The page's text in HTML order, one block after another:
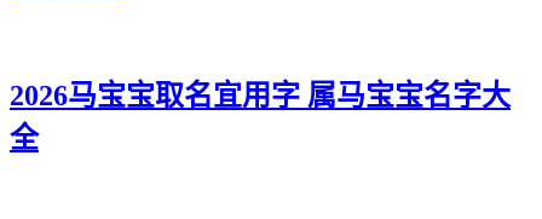
2026马宝宝取名宜用字 属马宝宝名字大
全